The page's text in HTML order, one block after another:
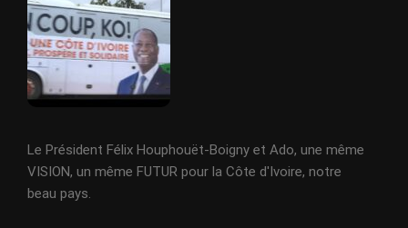
Le Président Félix Houphouët-Boigny et Ado, une même
VISION, un même FUTUR pour la Côte d'Ivoire, notre
beau pays.